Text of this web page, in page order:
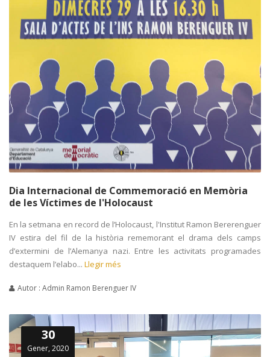
Dia Internacional de Commemoració en Memòria
de les Víctimes de l'Holocaust
En la setmana en record de l’Holocaust, l'Institut Ramon Bererenguer
IV estira del fil de la història rememorant el drama dels camps
d’extermini de l’Alemanya nazi. Entre les activitats programades
destaquem l’elabo... Llegir més
Autor : Admin Ramon Berenguer IV
30
Gener, 2020